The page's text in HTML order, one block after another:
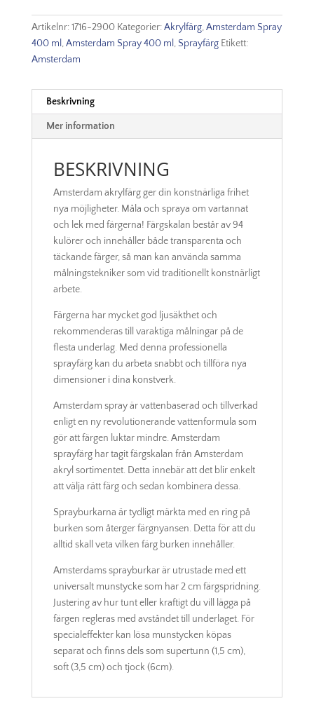
290
Titanium
Artikelnr:1716-2900 Kategorier:Akrylfärg,Amsterdam Spray
400 ml,Amsterdam Spray 400 ml, Sprayfärg Etikett:
Amsterdam
Beskrivning
Mer information
BESKRIVNING
Amsterdam akrylfärg ger din konstnärliga frihet
nya möjligheter. Måla och spraya om vartannat
och lek med färgerna! Färgskalan består av 94
kulörer och innehåller både transparenta och
täckande färger, så man kan använda samma
målningstekniker som vid traditionellt konstnärligt
arbete.
Färgerna har mycket god ljusäkthet och
rekommenderas till varaktiga målningar på de
flesta underlag. Med denna professionella
sprayfärg kan du arbeta snabbt och tillföra nya
dimensioner i dina konstverk.
Amsterdam spray är vattenbaserad och tillverkad
enligt en ny revolutionerande vattenformula som
gör att färgen luktar mindre. Amsterdam
sprayfärg har tagit färgskalan från Amsterdam
akryl sortimentet. Detta innebär att det blir enkelt
att välja rätt färg och sedan kombinera dessa.
Sprayburkarna är tydligt märkta med en ring på
burken som återger färgnyansen. Detta för att du
alltid skall veta vilken färg burken innehåller.
Amsterdams sprayburkar är utrustade med ett
universalt munstycke som har 2 cm färgspridning.
Justering av hur tunt eller kraftigt du vill lägga på
färgen regleras med avståndet till underlaget. För
specialeffekter kan lösa munstycken köpas
separat och finns dels som supertunn (1,5 cm),
soft (3,5 cm) och tjock (6cm).